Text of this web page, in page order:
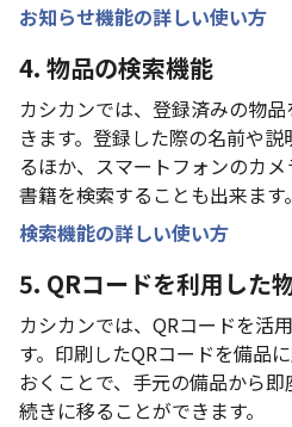
お知らせ機能の詳しい使い方
4. 物品の検索機能
カシカンでは、登録済みの物
きます。登録した際の名前や
るほか、スマートフォンのカ
書籍を検索することも出来ます。
検索機能の詳しい使い方
5. QRコードを利用した
カシカンでは、QRコードを活
す。印刷したQRコードを備品
おくことで、手元の備品から
続きに移ることができます。